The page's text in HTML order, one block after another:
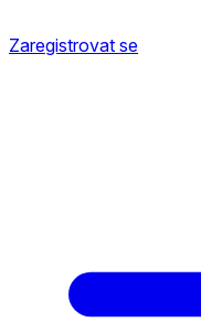
Zaregistrovat se